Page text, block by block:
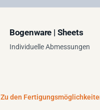
Bogenware | Sheets
Individuelle Abmessungen
Zu den Fertigungsmöglichkeiten